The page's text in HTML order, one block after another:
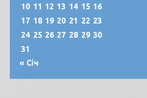
10 11 12 13 14 15 16
17 18 19 20 21 22 23
24 25 26 27 28 29 30
31
« Січ